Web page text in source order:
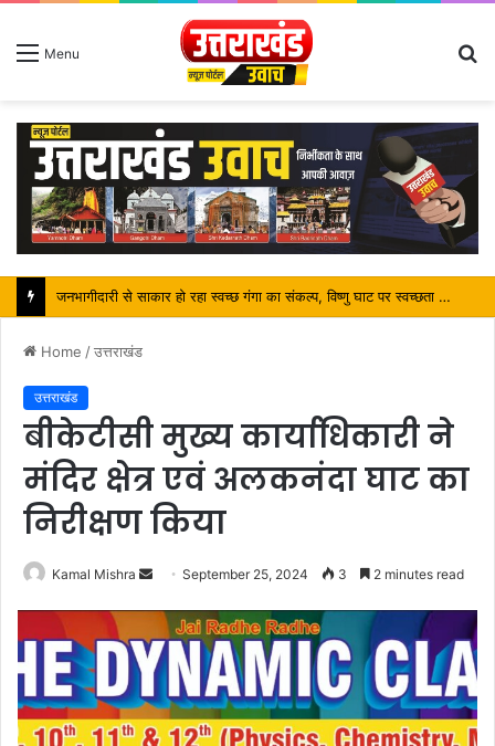
Menu
पर्यटन मंत्री ने किया ट्रैवल एंड टूरिज्म फेयर (TTF) में प्रतिभाग
Home /उत्तराखंड
उत्तराखंड
बीकेटीसी मुख्य कार्याधिकारी ने
मंदिर क्षेत्र एवं अलकनंदा घाट का
निरीक्षण किया
Kamal Mishra
Send
email
September 25, 2024 3 2 minutes read